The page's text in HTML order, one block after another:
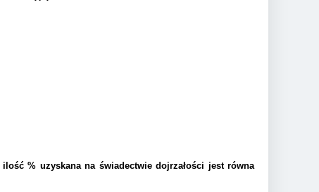
% uzyskana na świadectwie dojrzałości jest równa